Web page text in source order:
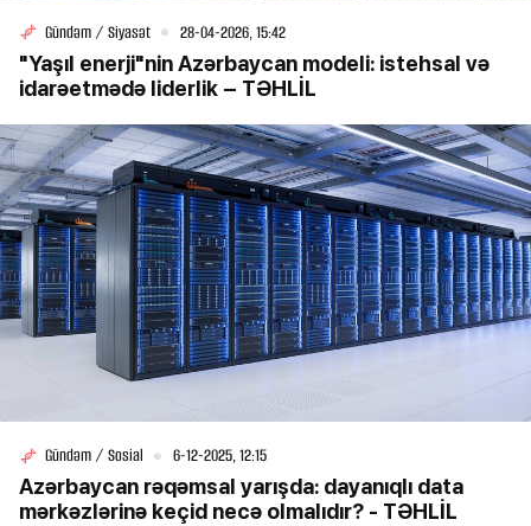
Gündəm / Siyasət 28-04-2026, 15:42
"Yaşıl enerji"nin Azərbaycan modeli: istehsal və
idarəetmədə liderlik – TƏHLİL
Gündəm / Sosial 6-12-2025, 12:15
Azərbaycan rəqəmsal yarışda: dayanıqlı data
mərkəzlərinə keçid necə olmalıdır? - TƏHLİL